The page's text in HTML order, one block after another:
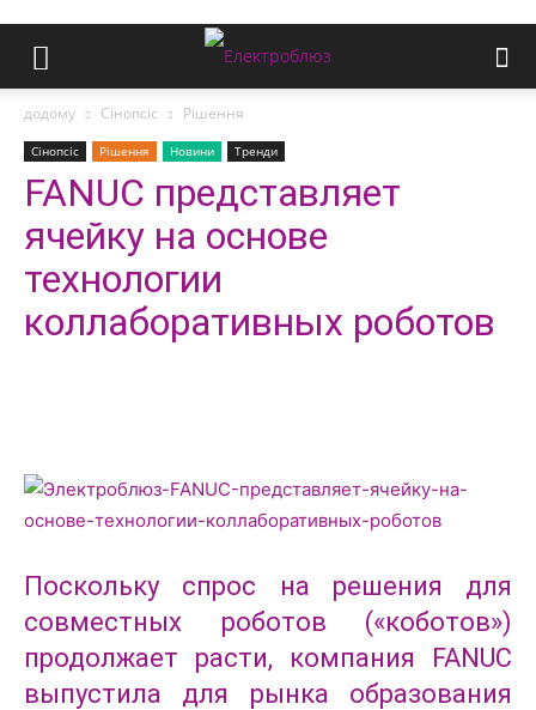
додому Сінопсіс Рішення
Сінопсіс Рішення Новини Тренди
FANUC представляет
ячейку на основе
технологии
коллаборативных роботов
Поскольку спрос на решения для
совместных роботов («коботов»)
продолжает расти, компания FANUC
выпустила для рынка образования